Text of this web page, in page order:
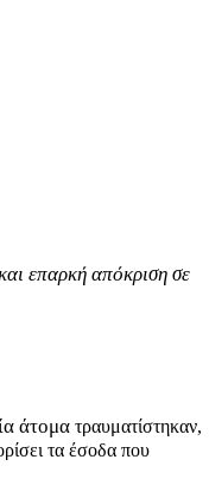
επαρκή απόκριση σε
άτομα τραυματίστηκαν,
τα έσοδα που